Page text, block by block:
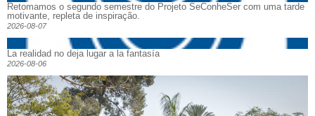
Retomamos o segundo semestre do Projeto SeConheSer com uma tarde
motivante, repleta de inspiração.
2026-08-07
La realidad no deja lugar a la fantasía
2026-08-06